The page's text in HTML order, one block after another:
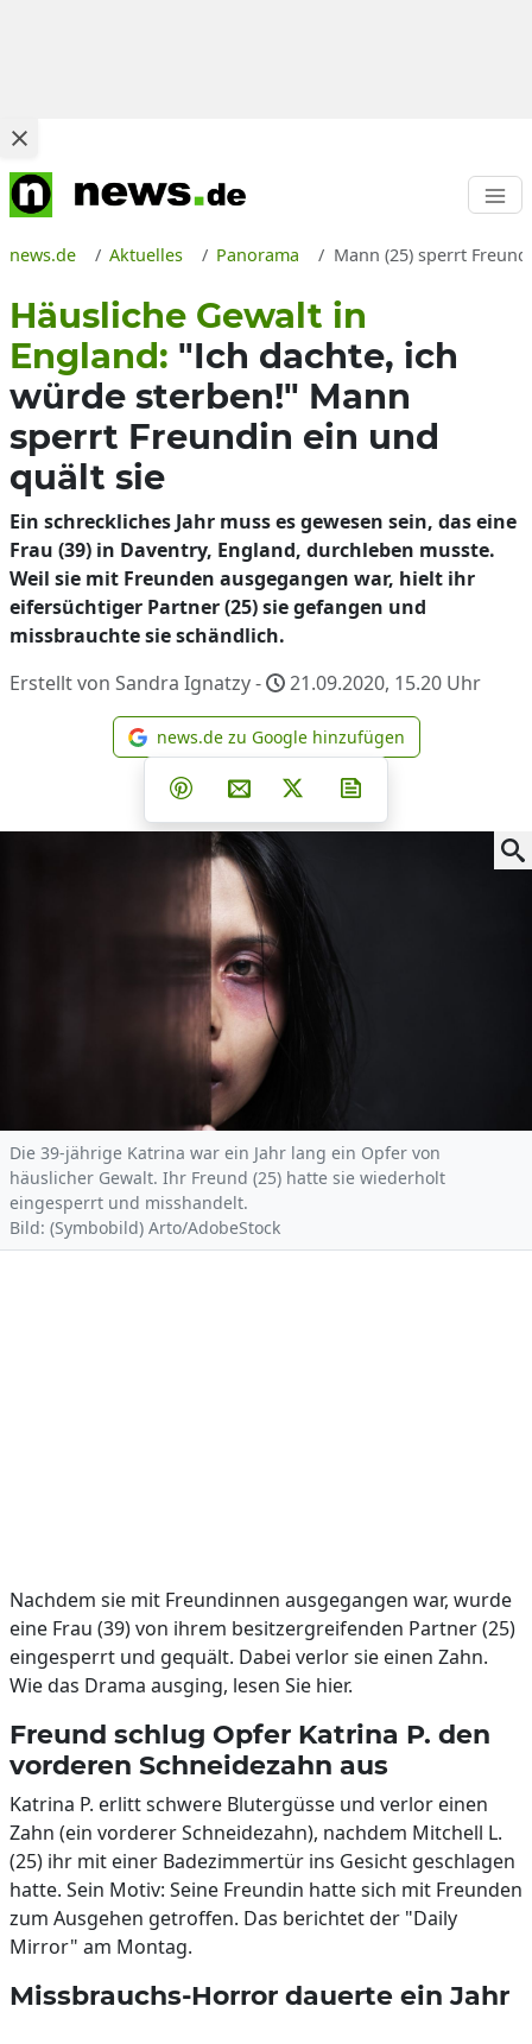
news.de Aktuelles Panorama Mann (25) sperrt
Häusliche Gewalt in
England: "Ich dachte, ich
würde sterben!" Mann
sperrt Freundin ein und
quält sie
Ein schreckliches Jahr muss es gewesen sein, das eine
Frau (39) in Daventry, England, durchleben musste.
Weil sie mit Freunden ausgegangen war, hielt ihr
eifersüchtiger Partner (25) sie gefangen und
missbrauchte sie schändlich.
Erstellt von Sandra Ignatzy -
21.09.2020, 15.20 Uhr
news.de zu Google
news.de zu Google hinzufügen
Teilen auf Facebook
Teilen auf Whatsapp
Teilen auf Telegram
Teilen auf Pinterest
Per E-Mail teilen
Post auf X
Die 39-jährige Katrina war ein Jahr lang ein Opfer von
häuslicher Gewalt. Ihr Freund (25) hatte sie wiederholt
eingesperrt und misshandelt.
Bild: (Symbobild) Arto/AdobeStock
Nachdem sie mit Freundinnen ausgegangen war, wurde
eine Frau (39) von ihrem besitzergreifenden Partner (25)
eingesperrt und gequält. Dabei verlor sie einen Zahn.
Wie das Drama ausging, lesen Sie hier.
Freund schlug Opfer Katrina P. den
vorderen Schneidezahn aus
Katrina P. erlitt schwere Blutergüsse und verlor einen
Zahn (ein vorderer Schneidezahn), nachdem Mitchell L.
(25) ihr mit einer Badezimmertür ins Gesicht geschlagen
hatte. Sein Motiv: Seine Freundin hatte sich mit Freunden
zum Ausgehen getroffen. Das berichtet der "Daily
Mirror" am Montag.
Missbrauchs-Horror dauerte ein Jahr